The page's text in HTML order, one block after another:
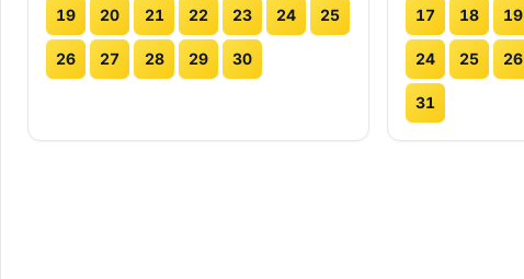
19 20 21 22 23 24 25
26 27 28 29 30
17 18 19
24 25 26
31